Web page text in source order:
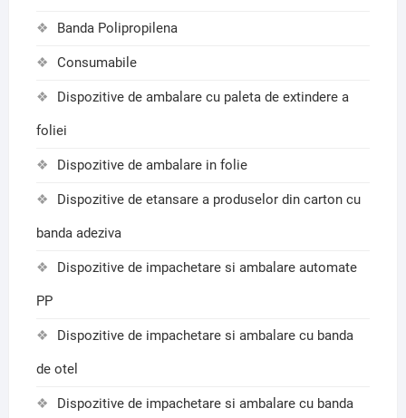
Banda Polipropilena
Consumabile
Dispozitive de ambalare cu paleta de extindere a
foliei
Dispozitive de ambalare in folie
Dispozitive de etansare a produselor din carton cu
banda adeziva
Dispozitive de impachetare si ambalare automate
PP
Dispozitive de impachetare si ambalare cu banda
de otel
Dispozitive de impachetare si ambalare cu banda